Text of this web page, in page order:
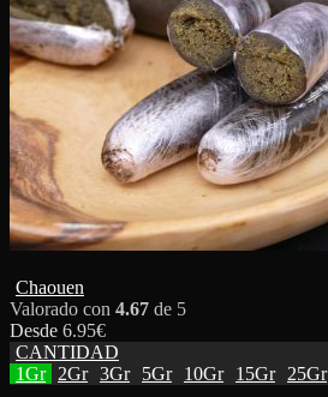
Chaouen
Valorado con 4.67 de 5
Desde 6.95€
CANTIDAD
1Gr
2Gr 3Gr 5Gr 10Gr 15Gr 25Gr